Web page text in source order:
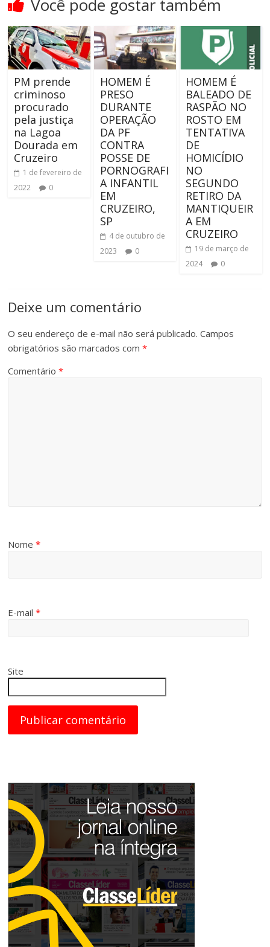
Você pode gostar também
PM prende
criminoso
procurado
pela justiça
na Lagoa
Dourada em
Cruzeiro
1 de fevereiro de
2022
0
HOMEM É
PRESO
DURANTE
OPERAÇÃO
DA PF
CONTRA
POSSE DE
PORNOGRAFI
A INFANTIL
EM
CRUZEIRO,
SP
4 de outubro de
2023
0
HOMEM É
BALEADO DE
RASPÃO NO
ROSTO EM
TENTATIVA
DE
HOMICÍDIO
NO
SEGUNDO
RETIRO DA
MANTIQUEIR
A EM
CRUZEIRO
19 de março de
2024
0
Deixe um comentário
O seu endereço de e-mail não será publicado. Campos
obrigatórios são marcados com*
Comentário*
Nome*
E-mail*
Site